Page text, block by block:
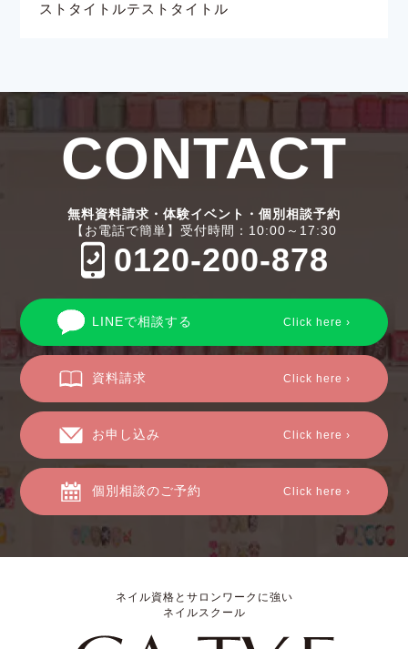
ストタイトルテストタイトル
CONTACT
無料資料請求・体験イベント・個別相談予約
【お電話で簡単】受付時間：10:00～17:30
0120-200-878
LINEで相談する Click here ›
資料請求 Click here ›
お申し込み Click here ›
個別相談のご予約 Click here ›
ネイル資格とサロンワークに強い
ネイルスクール